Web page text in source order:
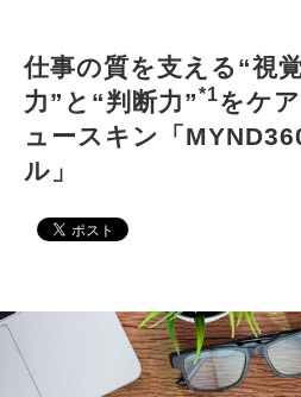
仕事の質を支える“視
力”と“判断力”*1をケ
ュースキン「
ル」